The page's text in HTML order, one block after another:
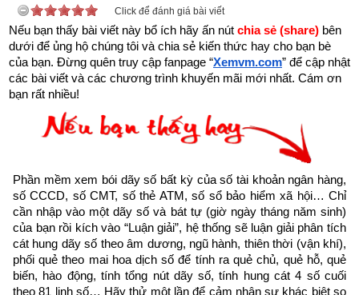
Sau đây là Câu chuyện về Liệu pháp tiếng cười được trích từ
Cuốn “Hạt giống tâm hồn tập 11” của nhà xuất bản tổng hợp
TP. Hồ Chí Minh
Nghịch cảnh là lý do khiến một số người gục ngã nhưng cũng
là cơ hội để số khác bứt phá.
Tôi vẫn còn nhớ lần đầu tiên đến bệnh viện Mayo ở
Scottsdale, Arizona, sau khi được chẩn đoán mắc căn bệnh
ung thư. Chuyến đi đó khiến tôi nhớ lại tấm áp phích quảng
cáo “Sự tiến hóa của con người”. Chỉ có điều thứ đang đập
vào mắt tôi là một hàng dài những bệnh nhân đầu đã rụng hết
tóc, thân hình gầy giơ xương, da dẻ xanh xao bợt bạt sau
Click để đánh giá bài viết
Nếu bạn thấy bài viết này bổ ích hãy ấn nút chia sẻ (share) bên
dưới để ủng hộ chúng tôi và chia sẻ kiến thức hay cho bạn bè
của bạn. Đừng quên truy cập fanpage “Xemvm.com” để cập nhật
các bài viết và các chương trình khuyến mãi mới nhất. Cám ơn
bạn rất nhiều!
Phần mềm xem bói dãy số bất kỳ của số tài khoản ngân hàng,
số CCCD, số CMT, số thẻ ATM, số sổ bảo hiểm xã hội… Chỉ
cần nhập vào một dãy số và bát tự (giờ ngày tháng năm sinh)
của bạn rồi kích vào “Luận giải”, hệ thống sẽ luận giải phân tích
cát hung dãy số theo âm dương, ngũ hành, thiên thời (vận khí),
phối quẻ theo mai hoa dịch số để tính ra quẻ chủ, quẻ hỗ, quẻ
biến, hào động, tính tổng nút dãy số, tính hung cát 4 số cuối
theo 81 linh số… Hãy thử một lần để cảm nhận sự khác biệt so